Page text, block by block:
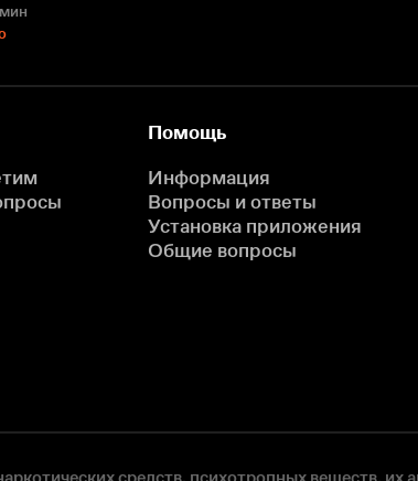
Помощь
Информация
Вопросы и ответы
Установка приложения
Общие вопросы
средств, психотропных веществ, их